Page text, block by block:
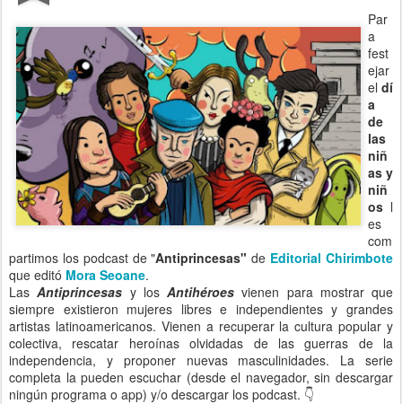
Par
a
fest
ejar
el dí
a
de
las
niñ
as y
niñ
os l
es
com
partimos los podcast de "Antiprincesas"de Editorial Chirimbote
que editó Mora Seoane.
LasAntiprincesas y los Antihéroesvienen para mostrar que
siempre existieron mujeres libres e independientes y grandes
artistas latinoamericanos. Vienen a recuperar la cultura popular y
colectiva, rescatar heroínas olvidadas de las guerras de la
independencia, y proponer nuevas masculinidades. La serie
completa la pueden escuchar (desde el navegador, sin descargar
ningún programa o app) y/o descargar los podcast. 👇